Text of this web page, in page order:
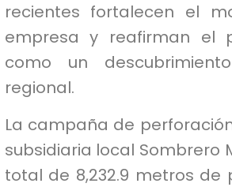
recientes fortalecen el
empresa y reafirman el
como un
regional.
La campaña de
subsidiaria local Sombrero
total de 8,232.9 metros